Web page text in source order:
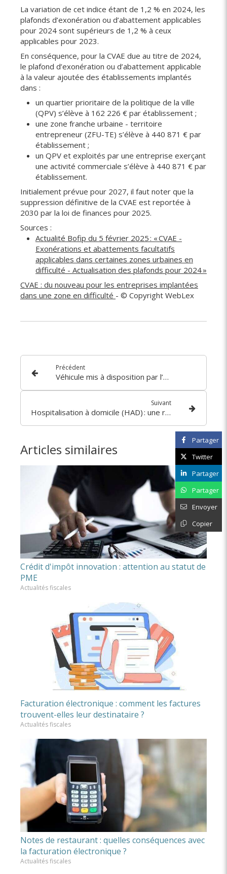
La variation de cet indice étant de 1,2 % en 2024, les
plafonds d’exonération ou d’abattement applicables
pour 2024 sont supérieurs de 1,2 % à ceux
applicables pour 2023.
En conséquence, pour la CVAE due au titre de 2024,
le plafond d’exonération ou d’abattement applicable
à la valeur ajoutée des établissements implantés
dans :
un quartier prioritaire de la politique de la ville
(QPV) s’élève à 162 226 € par établissement ;
une zone franche urbaine - territoire
entrepreneur (ZFU-TE) s’élève à 440 871 € par
établissement ;
un QPV et exploités par une entreprise exerçant
une activité commerciale s’élève à 440 871 € par
établissement.
Initialement prévue pour 2027, il faut noter que la
suppression définitive de la CVAE est reportée à
2030 par la loi de finances pour 2025.
Sources :
Actualité Bofip du 5 février 2025 : « CVAE -
Exonérations et abattements facultatifs
applicables dans certaines zones urbaines en
difficulté - Actualisation des plafonds pour 2024 »
CVAE : du nouveau pour les entreprises implantées
dans une zone en difficulté - © Copyright WebLex
Précédent
Véhicule mis à disposition par l’employeur : avantage en nature systématique ?
Suivant
Hospitalisation à domicile (HAD) : une rémunération forfaitaire en expérimentation
Articles similaires
Crédit d'impôt innovation : attention au statut de
PME
Actualités fiscales
Facturation électronique : comment les factures
trouvent-elles leur destinataire ?
Actualités fiscales
Notes de restaurant : quelles conséquences avec
la facturation électronique ?
Actualités fiscales
Partager
Twitter
Partager
Partager
Envoyer
Copier